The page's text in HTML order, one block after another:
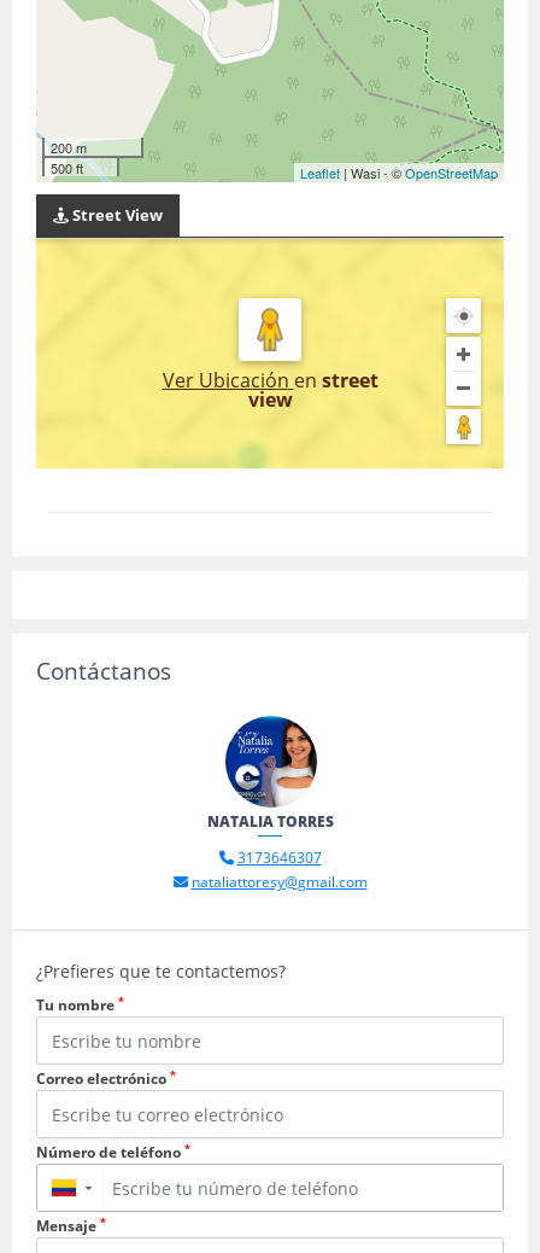
200 m
500 ft
Leaflet | Wasi - ©OpenStreetMap
Street View
Ver Ubicación en street
view
Contáctanos
NATALIA TORRES
3173646307
nataliattoresy@gmail.com
¿Prefieres que te contactemos?
Tu nombre *
Correo electrónico *
Número de teléfono *
▼
Mensaje *